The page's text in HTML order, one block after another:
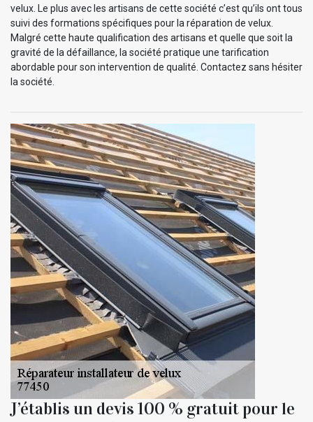
velux. Le plus avec les artisans de cette société c’est qu’ils ont tous
suivi des formations spécifiques pour la réparation de velux.
Malgré cette haute qualification des artisans et quelle que soit la
gravité de la défaillance, la société pratique une tarification
abordable pour son intervention de qualité. Contactez sans hésiter
la société.
J’établis un devis 100 % gratuit pour le